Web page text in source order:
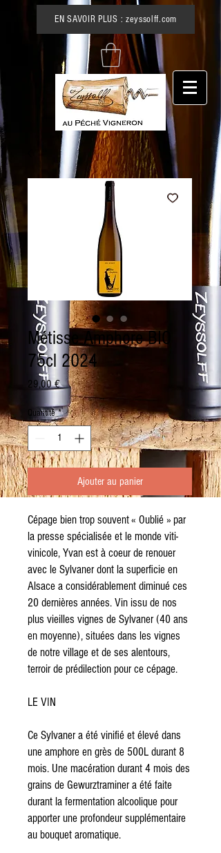
EN SAVOIR PLUS : zeyssolff.com
Métisse Amphore BIO
75cl 2024
29,00 €Prix
Quantité *
Ajouter au panier
Cépage bien trop souvent « Oublié » par
la presse spécialisée et le monde viti-
vinicole, Yvan est à coeur de renouer
avec le Sylvaner dont la superficie en
Alsace a considérablement diminué ces
20 dernières années. Vin issu de nos
plus vieilles vignes de Sylvaner (40 ans
en moyenne), situées dans les vignes
de notre village et de ses alentours,
terroir de prédilection pour ce cépage.
LE VIN
Ce Sylvaner a été vinifié et élevé dans
une amphore en grès de 500L durant 8
mois. Une macération durant 4 mois des
grains de Gewurztraminer a été faite
durant la fermentation alcoolique pour
apporter une profondeur supplémentaire
au bouquet aromatique.